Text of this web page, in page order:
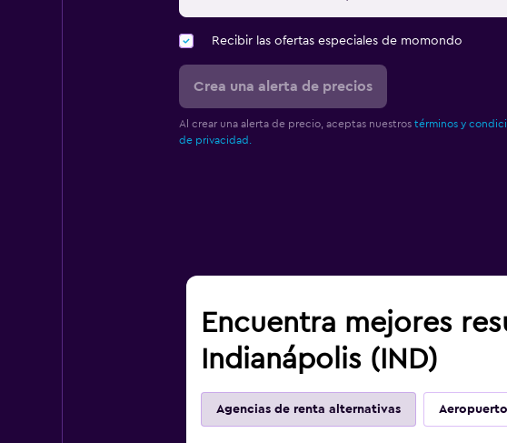
Recibir las ofertas especiales de momondo
Crea una alerta de precios
Al crear una alerta de precio, aceptas nuestros términos y
de privacidad.
Encuentra mejores
Indianápolis (IND)
Agencias de renta alternativas